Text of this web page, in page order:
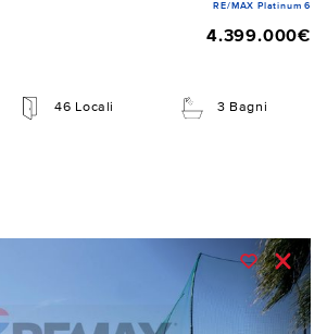
RE/MAX Platinum 6
4.399.000€
46 Locali 3 Bagni